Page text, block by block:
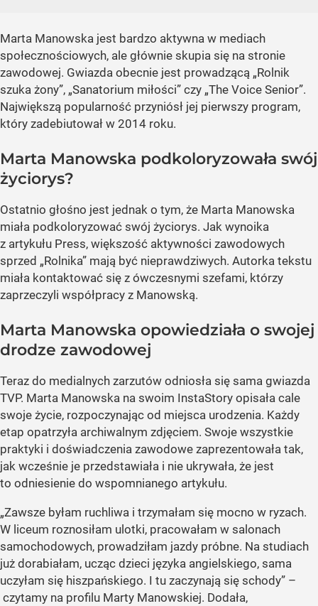
Marta Manowska jest bardzo aktywna w mediach
społecznościowych, ale głównie skupia się na stronie
zawodowej. Gwiazda obecnie jest prowadzącą „Rolnik
szuka żony”, „Sanatorium miłości” czy „The Voice Senior”.
Największą popularność przyniósł jej pierwszy program,
który zadebiutował w 2014 roku.
Marta Manowska podkoloryzowała swój
życiorys?
Ostatnio głośno jest jednak o tym, że Marta Manowska
miała podkoloryzować swój życiorys. Jak wynoika
z artykułu Press, większość aktywności zawodowych
sprzed „Rolnika” mają być nieprawdziwych. Autorka tekstu
miała kontaktować się z ówczesnymi szefami, którzy
zaprzeczyli współpracy z Manowską.
Marta Manowska opowiedziała o swojej
drodze zawodowej
Teraz do medialnych zarzutów odniosła się sama gwiazda
TVP. Marta Manowska na swoim InstaStory opisała cale
swoje życie, rozpoczynając od miejsca urodzenia. Każdy
etap opatrzyła archiwalnym zdjęciem. Swoje wszystkie
praktyki i doświadczenia zawodowe zaprezentowała tak,
jak wcześnie je przedstawiała i nie ukrywała, że jest
to odniesienie do wspomnianego artykułu.
„Zawsze byłam ruchliwa i trzymałam się mocno w ryzach.
W liceum roznosiłam ulotki, pracowałam w salonach
samochodowych, prowadziłam jazdy próbne. Na studiach
już dorabiałam, ucząc dzieci języka angielskiego, sama
uczyłam się hiszpańskiego. I tu zaczynają się schody” –
czytamy na profilu Marty Manowskiej. Dodała,